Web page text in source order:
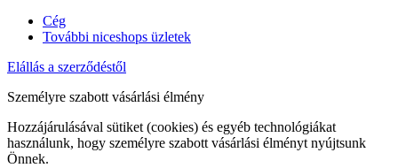
Cég
További niceshops üzletek
Elállás a szerződéstől
Személyre szabott vásárlási élmény
Hozzájárulásával sütiket (cookies) és egyéb technológiákat
használunk, hogy személyre szabott vásárlási élményt nyújtsunk
Önnek.